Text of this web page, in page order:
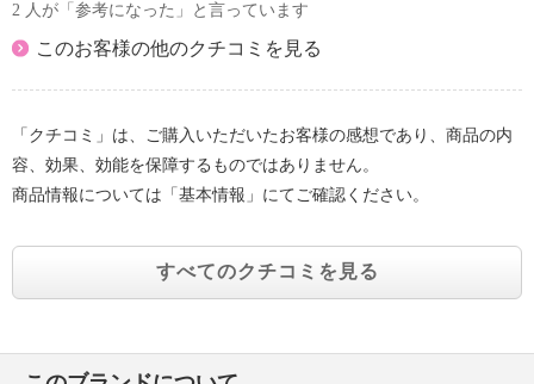
2 人が「参考になった」と言っています
このお客様の他のクチコミを見る
「クチコミ」は、ご購入いただいたお客様の感想であり、商品の内
容、効果、効能を保障するものではありません。
商品情報については「基本情報」にてご確認ください。
すべてのクチコミを見る